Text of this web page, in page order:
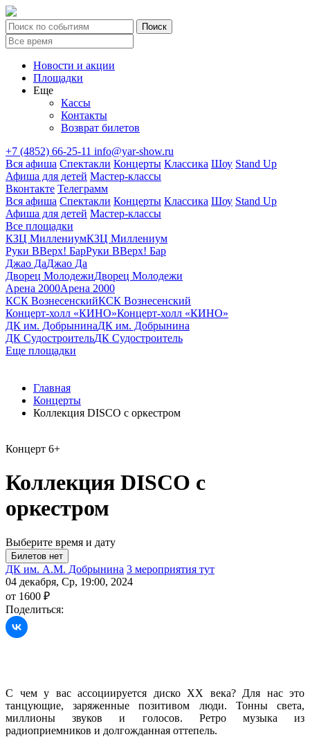
Новости и акции
Площадки
Еще
Кассы
Контакты
Возврат билетов
+7 (4852) 66-25-11 info@yar-show.ru
Вся афиша Спектакли Концерты Классика Шоу Stand Up
Афиша для детей Мастер-классы
Вконтакте Телеграмм
Вся афиша Спектакли Концерты Классика Шоу Stand Up
Афиша для детей Мастер-классы
Все площадки
КЗЦ МиллениумКЗЦ Миллениум
Руки ВВерх! БарРуки ВВерх! Бар
Джао ДаДжао Да
Дворец МолодежиДворец Молодежи
Арена 2000Арена 2000
КСК ВознесенскийКСК Вознесенский
Концерт-холл «КИНО»Концерт-холл «КИНО»
ДК им. ДобрынинаДК им. Добрынина
ДК СудостроительДК Судостроитель
Еще площадки
Главная
Концерты
Коллекция DISCO с оркестром
Концерт 6+
Коллекция DISCO с
оркестром
Выберите время и дату
ДК им. А.М. Добрынина 3 мероприятия тут
04 декабря, Ср, 19:00, 2024
от 1600 ₽
Поделиться:
С чем у вас ассоциируется диско XX века? Для нас это
танцующие, заряженные позитивом люди. Тонны света,
миллионы звуков и голосов. Ретро музыка из
радиоприемников и долгожданная оттепель.